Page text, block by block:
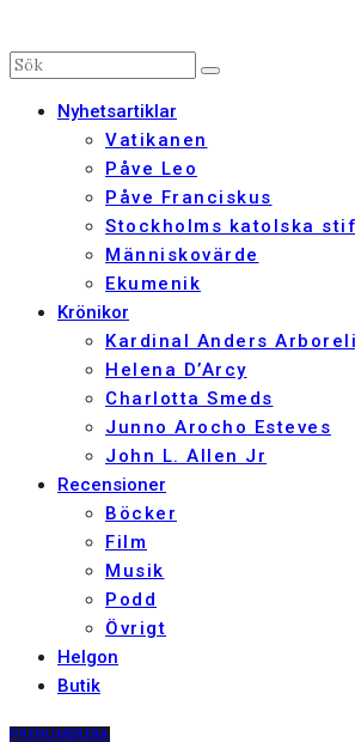
Nyhetsartiklar
Vatikanen
Påve Leo
Påve Franciskus
Stockholms katolska
Människovärde
Ekumenik
Krönikor
Kardinal Anders
Helena D’Arcy
Charlotta Smeds
Junno Arocho Esteves
John L. Allen Jr
Recensioner
Böcker
Film
Musik
Podd
Övrigt
Helgon
Butik
PRENUMERERA